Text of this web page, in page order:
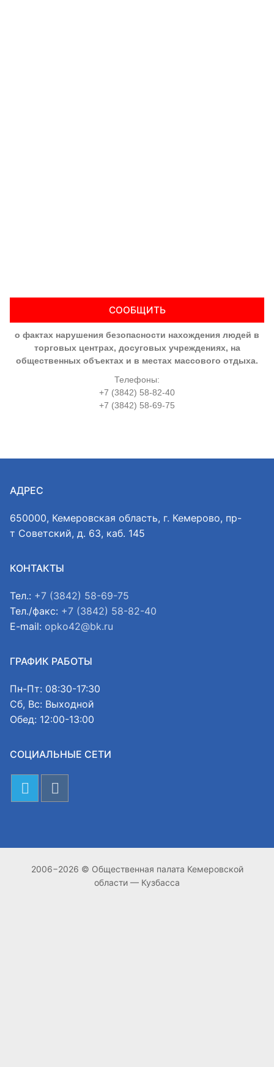
СООБЩИТЬ
о фактах нарушения безопасности нахождения людей в
торговых центрах, досуговых учреждениях, на
общественных объектах и в местах массового отдыха.
Телефоны:
+7 (3842) 58-82-40
+7 (3842) 58-69-75
АДРЕС
650000, Кемеровская область, г. Кемерово, пр-
т Советский, д. 63, каб. 145
КОНТАКТЫ
Тел.: +7 (3842) 58-69-75
Тел./факс: +7 (3842) 58-82-40
E-mail: opko42@bk.ru
ГРАФИК РАБОТЫ
Пн-Пт: 08:30-17:30
Сб, Вс: Выходной
Обед: 12:00-13:00
СОЦИАЛЬНЫЕ СЕТИ
2006−2026 © Общественная палата Кемеровской
области — Кузбасса